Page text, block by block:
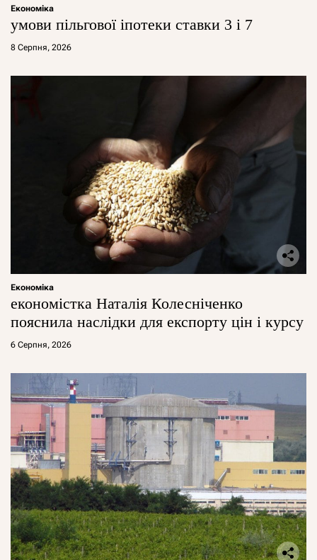
Економіка
умови пільгової іпотеки ставки 3 і 7
8 Серпня, 2026
Економіка
економістка Наталія Колесніченко
пояснила наслідки для експорту цін і курсу
6 Серпня, 2026